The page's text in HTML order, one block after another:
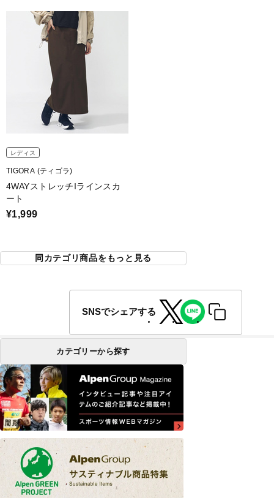
レディス
TIGORA (ティゴラ)
4WAYストレッチIラインスカ
ート
¥1,999
同カテゴリ商品をもっと見る
SNSでシェアする
カテゴリーから探す